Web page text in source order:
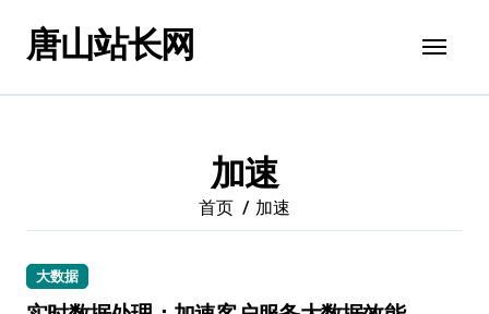
唐山站长网
加速
首页 加速
大数据